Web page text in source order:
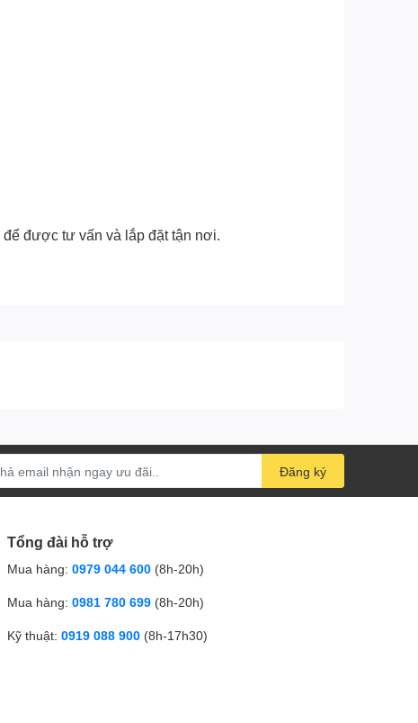
để được tư vấn và lắp đặt tận nơi.
Đăng ký
Tổng đài hỗ trợ
Mua hàng: 0979 044 600 (8h-20h)
Mua hàng: 0981 780 699 (8h-20h)
Kỹ thuật: 0919 088 900 (8h-17h30)